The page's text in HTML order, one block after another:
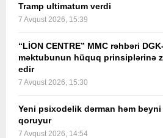
Tramp ultimatum verdi
7 Avqust 2026, 15:39
“LİON CENTRE” MMC rəhbəri
məktubunun hüquq prinsiplərinə
edir
7 Avqust 2026, 15:30
Yeni psixodelik dərman həm beyni
qoruyur
7 Avqust 2026, 14:54